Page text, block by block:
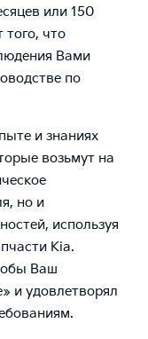
или 150
того, что
Вами
по
и знаниях
возьмут на
но и
используя
Kia.
Ваш
и удовлетворял